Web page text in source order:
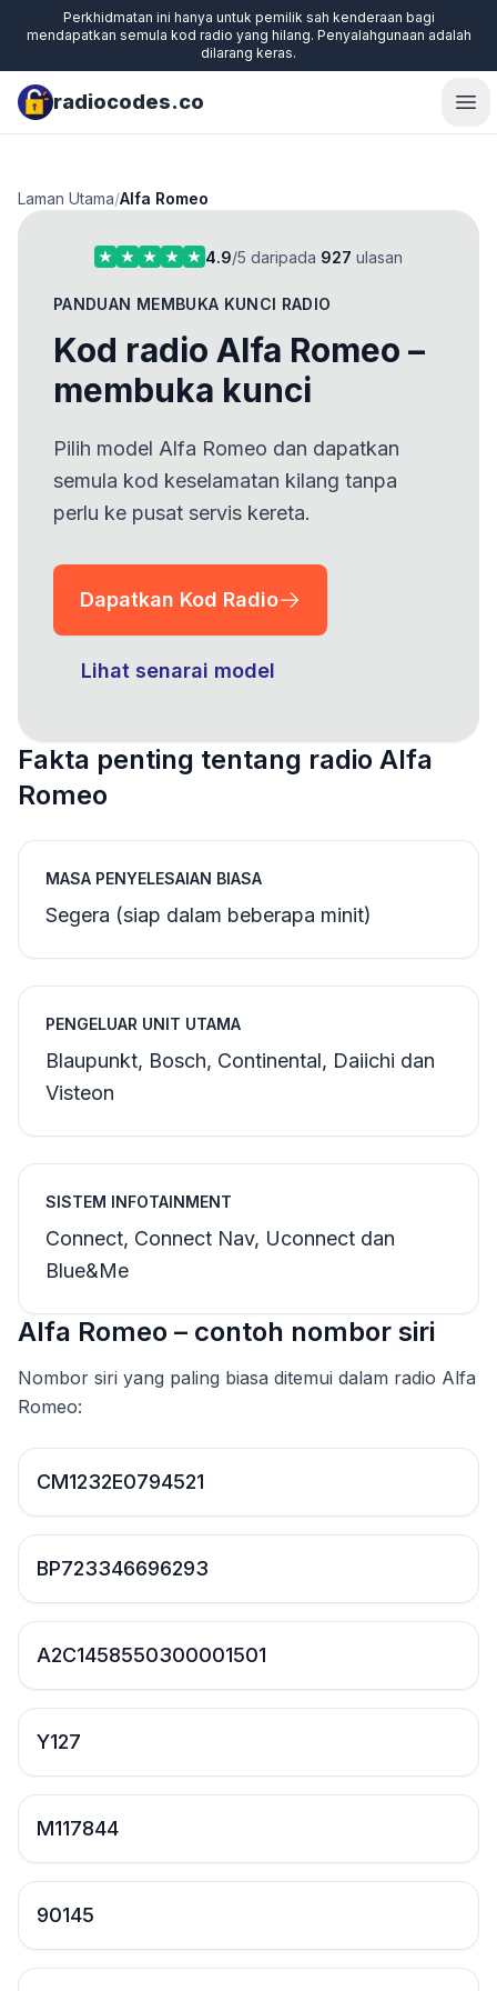
Perkhidmatan ini hanya untuk pemilik sah kenderaan bagi
mendapatkan semula kod radio yang hilang. Penyalahgunaan adalah
dilarang keras.
radiocodes.co
Laman Utama/Alfa Romeo
4.9/5 daripada 927 ulasan
PANDUAN MEMBUKA KUNCI RADIO
Kod radio Alfa Romeo –
membuka kunci
Pilih model Alfa Romeo dan dapatkan
semula kod keselamatan kilang tanpa
perlu ke pusat servis kereta.
Dapatkan Kod Radio
Lihat senarai model
Fakta penting tentang radio Alfa
Romeo
MASA PENYELESAIAN BIASA
Segera (siap dalam beberapa minit)
PENGELUAR UNIT UTAMA
Blaupunkt, Bosch, Continental, Daiichi dan
Visteon
SISTEM INFOTAINMENT
Connect, Connect Nav, Uconnect dan
Blue&Me
Alfa Romeo – contoh nombor siri
Nombor siri yang paling biasa ditemui dalam radio Alfa
Romeo:
CM1232E0794521
BP723346696293
A2C1458550300001501
Y127
M117844
90145